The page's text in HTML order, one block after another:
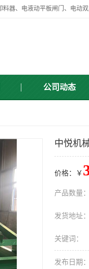
公司动态
中悦机
价格：￥
产品数量：
发货地址：
关键词：
发布日期：